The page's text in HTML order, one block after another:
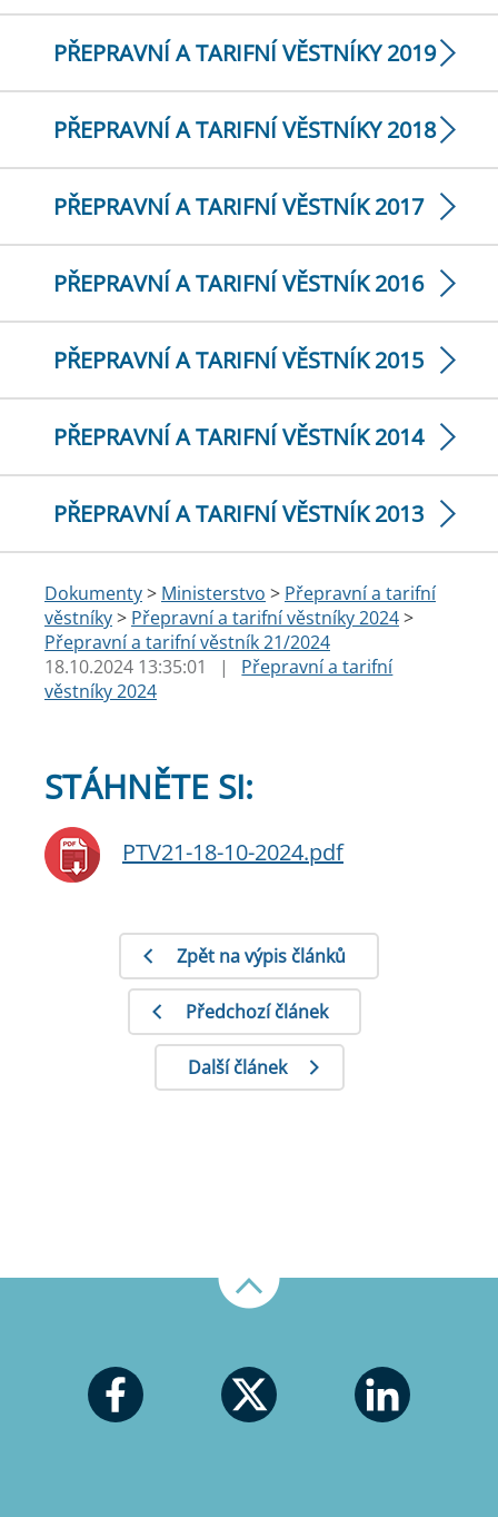
PŘEPRAVNÍ A TARIFNÍ VĚSTNÍKY 2019
PŘEPRAVNÍ A TARIFNÍ VĚSTNÍKY 2018
PŘEPRAVNÍ A TARIFNÍ VĚSTNÍK 2017
PŘEPRAVNÍ A TARIFNÍ VĚSTNÍK 2016
PŘEPRAVNÍ A TARIFNÍ VĚSTNÍK 2015
PŘEPRAVNÍ A TARIFNÍ VĚSTNÍK 2014
PŘEPRAVNÍ A TARIFNÍ VĚSTNÍK 2013
Dokumenty> Ministerstvo > Přepravní a tarifní
věstníky> Přepravní a tarifní věstníky 2024>
Přepravní a tarifní věstník 21/2024
18.10.2024 13:35:01
|
Přepravní a tarifní
věstníky 2024
STÁHNĚTE SI:
PTV21-18-10-2024.pdf
Zpět na výpis článků
Předchozí článek
Další článek